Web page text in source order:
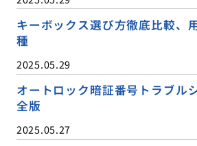
キーボックス選び方徹底比較、
種
2025.05.29
オートロック暗証番号トラブル
全版
2025.05.27